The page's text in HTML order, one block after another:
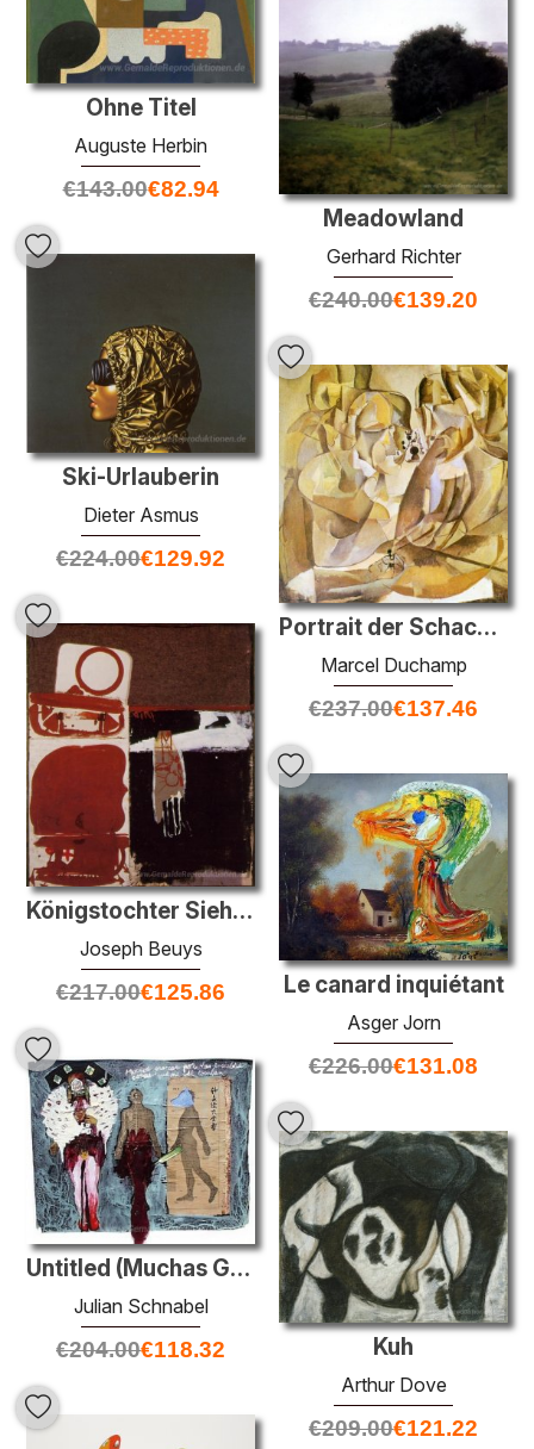
Ohne Titel
Auguste Herbin
€143.00€82.94
Meadowland
Gerhard Richter
€240.00€139.20
Ski-Urlauberin
Dieter Asmus
€224.00€129.92
Portrait der Schach-Spieler
Marcel Duchamp
€237.00€137.46
Königstochter Sieht Island
Joseph Beuys
€217.00€125.86 Le canard inquiétant
Asger Jorn
€226.00€131.08
Untitled (Muchas Gracias por las Insiables)
Julian Schnabel
€204.00€118.32 Kuh
Arthur Dove
€209.00€121.22